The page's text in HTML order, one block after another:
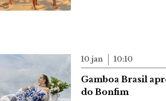
10 jan 10:10
Gamboa Brasil
do Bonfim